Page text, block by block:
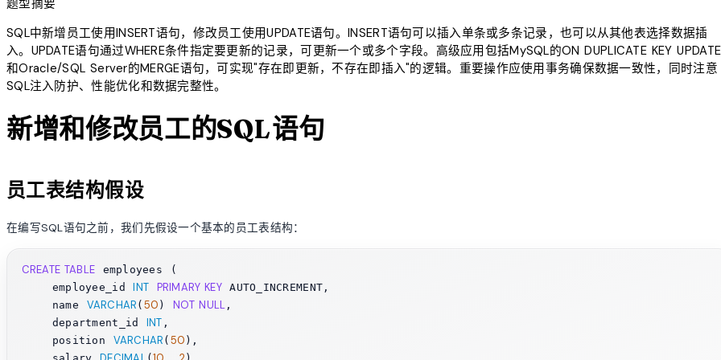
SQL中新增员工使用INSERT语句，修改员工使用UPDATE语句。INSERT语句可以插入单条或多条记录，也可以从其他表选择数据插
入。UPDATE语句通过WHERE条件指定要更新的记录，可更新一个或多个字段。高级应用包括MySQL的ON DUPLICATE KEY UPDATE
和Oracle/SQL Server的MERGE语句，可实现"存在即更新，不存在即插入"的逻辑。重要操作应使用事务确保数据一致性，同时注意
SQL注入防护、性能优化和数据完整性。
新增和修改员工的SQL语句
员工表结构假设
在编写SQL语句之前，我们先假设一个基本的员工表结构：
CREATE TABLE employees (
    employee_id
INT PRIMARY KEY AUTO_INCREMENT,
    name
VARCHAR ( 50 ) NOT NULL ,
    department_id
INT ,
    position
VARCHAR ( 50 ),